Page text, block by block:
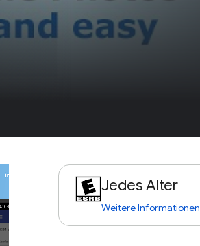
Jedes Alter
Weitere Informationen